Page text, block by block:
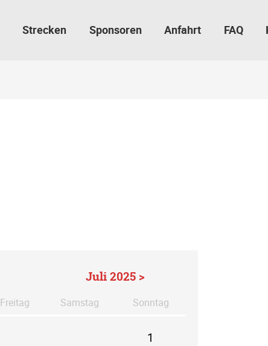
Strecken Sponsoren Anfahrt FAQ
Juli 2025 >
Freitag Samstag Sonntag
1